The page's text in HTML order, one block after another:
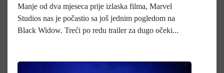
Manje od dva mjeseca prije izlaska filma, Marvel
Studios nas je počastio sa još jednim pogledom na
Black Widow. Treći po redu trailer za dugo očeki...